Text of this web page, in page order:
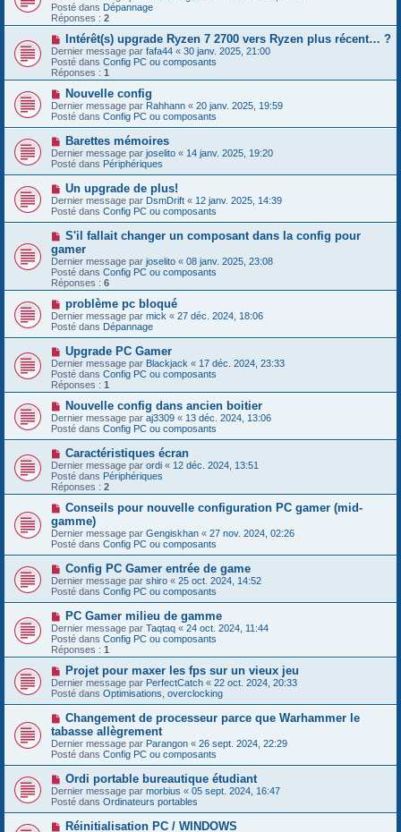
e
m
e
s
s
a
g
e
u
v
e
a
u
m
e
s
s
a
g
e
Posté dans Dépannage
Réponses : 2
N
o
u
v
e
a
u
m
e
s
a
g
e
Intérêt(s) upgrade Ryzen 7 2700 vers Ryzen plus récent… ?
Dernier message par fafa44 « 30 janv. 2025, 21:00
Posté dans Config PC ou composants
Réponses : 1
N
o
u
v
e
a
u
m
e
s
s
a
g
e
Nouvelle config
Dernier message par Rahhann « 20 janv. 2025, 19:59
Posté dans Config PC ou composants
N
o
u
v
e
a
u
m
e
s
s
a
g
e
Barettes mémoires
Dernier message par joselito « 14 janv. 2025, 19:20
Posté dans Périphériques
N
o
u
v
e
a
u
m
e
s
s
a
g
e
Un upgrade de plus!
Dernier message par DsmDrift « 12 janv. 2025, 14:39
Posté dans Config PC ou composants
N
u
v
e
a
m
e
s
s
a
g
e
S'il fallait changer un composant dans la config pour
gamer
Dernier message par joselito « 08 janv. 2025, 23:08
Posté dans Config PC ou composants
Réponses : 6
N
o
u
v
e
a
u
m
e
s
a
g
e
problème pc bloqué
Dernier message par mick « 27 déc. 2024, 18:06
Posté dans Dépannage
N
o
u
v
e
a
u
m
e
s
a
g
e
Upgrade PC Gamer
Dernier message par Blackjack « 17 déc. 2024, 23:33
Posté dans Config PC ou composants
Réponses : 1
N
o
u
v
a
u
m
e
s
a
g
e
Nouvelle config dans ancien boitier
Dernier message par aj3309 « 13 déc. 2024, 13:06
Posté dans Config PC ou composants
N
o
u
v
e
a
m
e
s
s
a
g
e
Caractéristiques écran
Dernier message par ordi « 12 déc. 2024, 13:51
Posté dans Périphériques
Réponses : 2
N
u
v
e
a
u
m
e
s
s
a
g
e
Conseils pour nouvelle configuration PC gamer (mid-
gamme)
Dernier message par Gengiskhan « 27 nov. 2024, 02:26
Posté dans Config PC ou composants
N
o
u
v
e
a
u
m
e
s
a
g
e
Config PC Gamer entrée de game
Dernier message par shiro « 25 oct. 2024, 14:52
Posté dans Config PC ou composants
N
o
u
v
e
a
u
m
e
s
a
g
e
PC Gamer milieu de gamme
Dernier message par Taqtaq « 24 oct. 2024, 11:44
Posté dans Config PC ou composants
Réponses : 1
N
o
u
v
a
u
m
e
s
s
g
e
Projet pour maxer les fps sur un vieux jeu
Dernier message par PerfectCatch « 22 oct. 2024, 20:33
Posté dans Optimisations, overclocking
N
o
u
v
e
a
u
m
e
s
s
Changement de processeur parce que Warhammer le
tabasse allègrement
Dernier message par Parangon « 26 sept. 2024, 22:29
Posté dans Config PC ou composants
N
o
u
v
e
a
Ordi portable bureautique étudiant
Dernier message par morbius « 05 sept. 2024, 16:47
Posté dans Ordinateurs portables
NRéinitialisation PC / WINDOWS